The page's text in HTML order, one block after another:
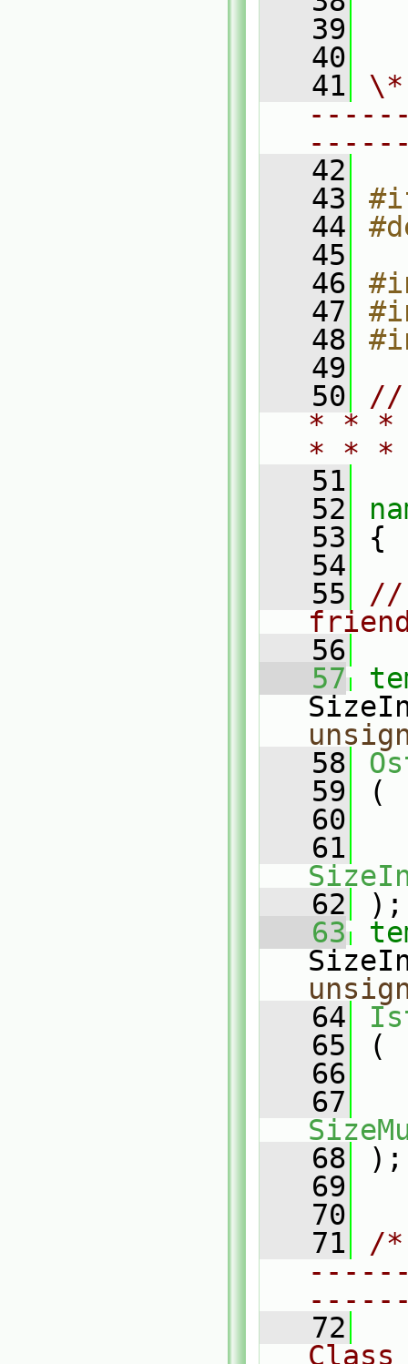
   39
   40
   41
   42
   43
   44
   45
   46
   47
   48
   49
   50
//
* * *
* *
   51
   52
   53
{
   54
   55
//
   56
   57
   58
   59
(
   60
   61
   62
);
   63
   64
   65
(
   66
   67
   68
);
   69
   70
   71
/
   72